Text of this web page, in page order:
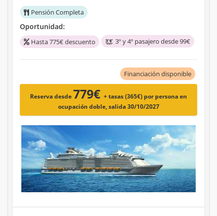
Pensión Completa
Oportunidad:
Hasta 775€ descuento 3º y 4º pasajero desde 99€
Financiación disponible
Reserva desde779€ + tasas (365€) por persona en
ocupación doble, salida 30/10/2027